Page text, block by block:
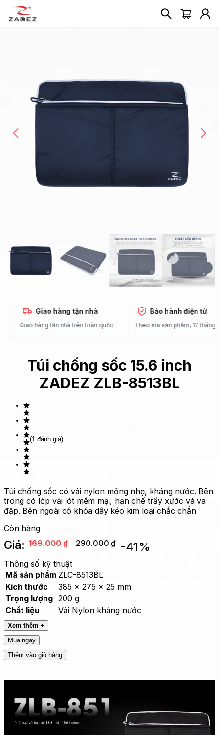
Giao hàng tận nhà
Giao hàng tận nhà trên toàn quốc
Bảo hành điện tử
Theo mã sản phẩm, 12
Túi chống sốc 15.6 inch
ZADEZ ZLB-8513BL
(1 đánh giá)
Túi chống sốc có vải nylon mỏng nhẹ, kháng nước. Bên
trong có lớp vải lót mềm mại, hạn chế trầy xước và va
đập. Bên ngoài có khóa dây kéo kim loại chắc chắn.
Còn hàng
Giá: 169.000 ₫ 290.000₫ -41%
Thông số kỹ thuật
Mã sản phẩm ZLC-8513BL
Kích thước
385 x 275 x 25 mm
Trọng lượng 200 g
Chất liệu
Vải Nylon kháng nước
Xem thêm +
Mua ngay
Thêm vào giỏ hàng